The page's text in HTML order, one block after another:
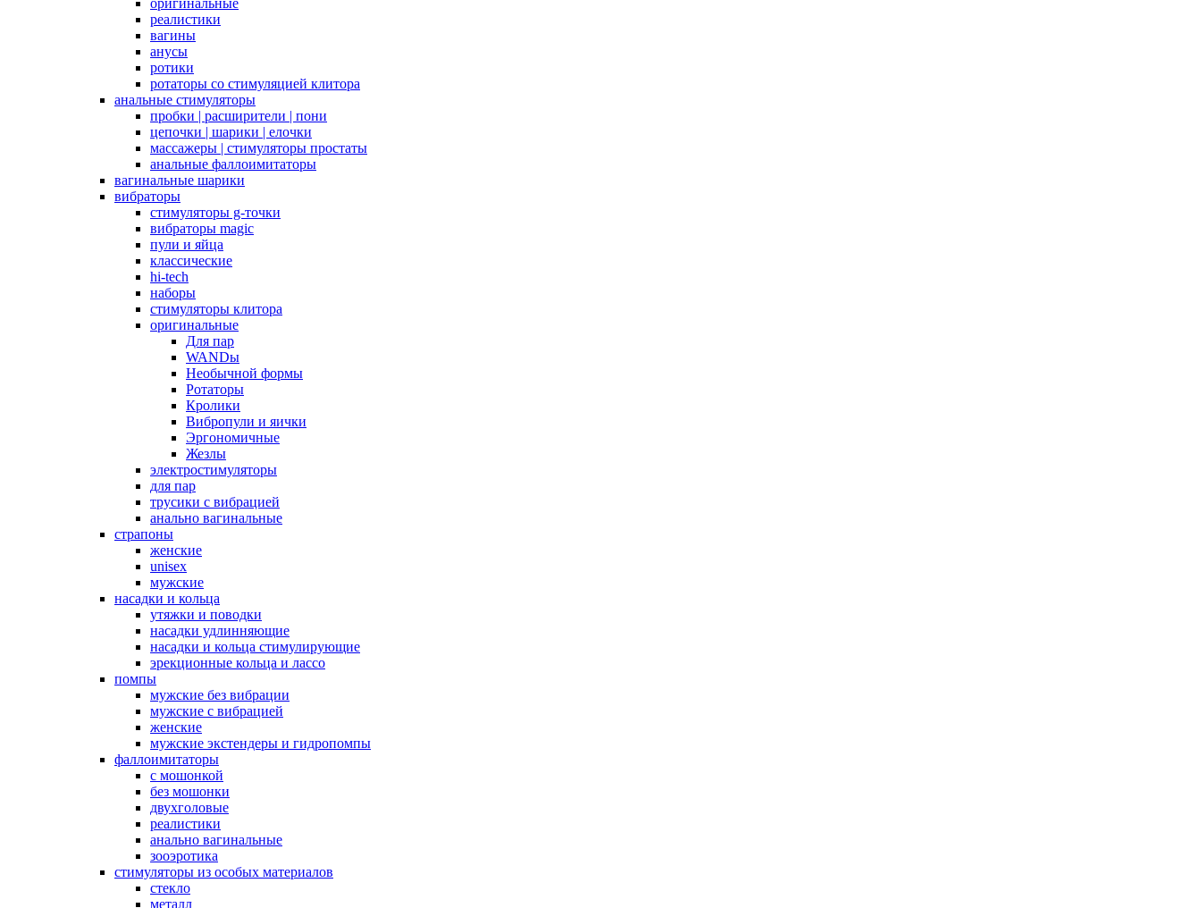
оригинальные
реалистики
вагины
анусы
ротики
ротаторы со стимуляцией клитора
анальные стимуляторы
пробки | расширители | пони
цепочки | шарики | елочки
массажеры | стимуляторы простаты
анальные фаллоимитаторы
вагинальные шарики
вибраторы
стимуляторы g-точки
вибраторы magic
пули и яйца
классические
hi-tech
наборы
стимуляторы клитора
оригинальные
Для пар
WANDы
Необычной формы
Ротаторы
Кролики
Вибропули и яички
Эргономичные
Жезлы
электростимуляторы
для пар
трусики с вибрацией
анально вагинальные
страпоны
женские
unisex
мужские
насадки и кольца
утяжки и поводки
насадки удлинняющие
насадки и кольца стимулирующие
эрекционные кольца и лассо
помпы
мужские без вибрации
мужские с вибрацией
женские
мужские экстендеры и гидропомпы
фаллоимитаторы
с мошонкой
без мошонки
двухголовые
реалистики
анально вагинальные
зооэротика
стимуляторы из особых материалов
стекло
металл